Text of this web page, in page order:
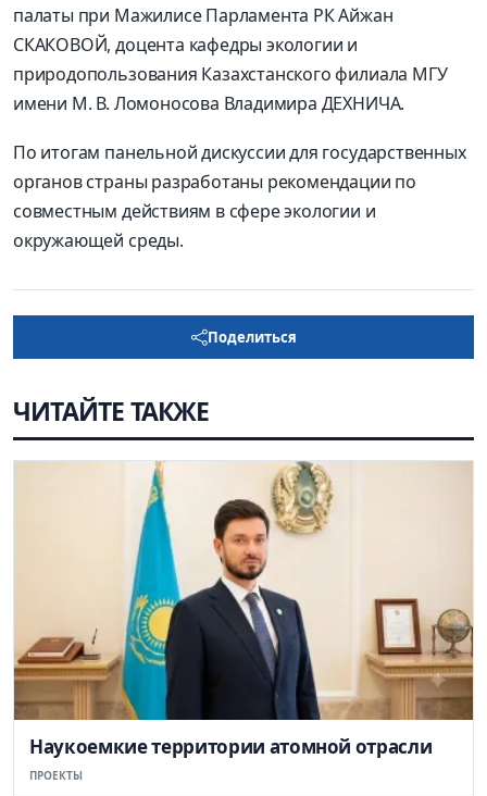
палаты при Мажилисе Парламента РК Айжан
СКАКОВОЙ, доцента кафедры экологии и
природопользования Казахстанского филиала МГУ
имени М. В. Ломоносова Владимира ДЕХНИЧА.
По итогам панельной дискуссии для государственных
органов страны разработаны рекомендации по
совместным действиям в сфере экологии и
окружающей среды.
Поделиться
ЧИТАЙТЕ ТАКЖЕ
Наукоемкие территории атомной отрасли
ПРОЕКТЫ